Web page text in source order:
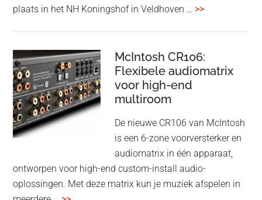
titanium
Adaptive
noise
cancelling
plaats in het NH Koningshof in Veldhoven … >>overDutch
–
4
McIntosh CR106:
Flexibele audiomatrix
voor high-end
multiroom
De nieuwe CR106 van McIntosh
is een 6-zone voorversterker en
audiomatrix in één apparaat,
ontworpen voor high-end custom-install audio-
oplossingen. Met deze matrix kun je muziek afspelen in